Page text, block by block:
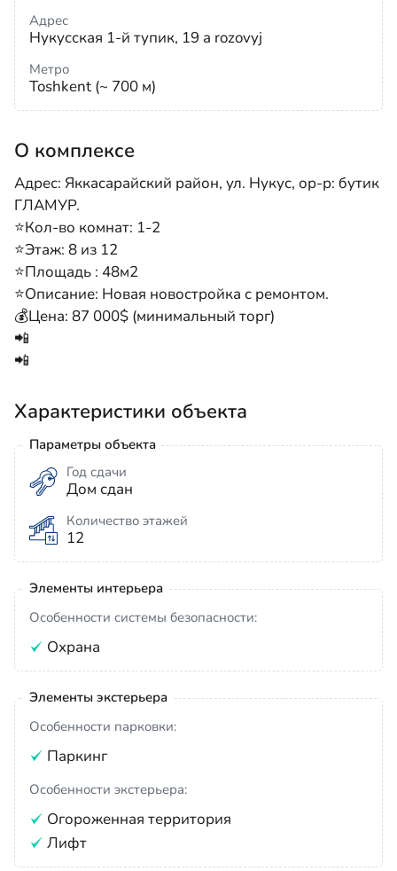
Адрес
Нукусская 1-й тупик, 19 a rozovyj
Метро
Toshkent (~ 700 м)
О комплексе
Адрес: Яккасарайский район, ул. Нукус, ор-р: бутик
ГЛАМУР.
⭐️Кол-во комнат: 1-2
⭐️Этаж: 8 из 12
⭐️Площадь : 48м2
⭐️Описание: Новая новостройка с ремонтом.
💰Цена: 87 000$ (минимальный торг)
📲
📲
Характеристики объекта
Параметры объекта
Год сдачи
Дом сдан
Количество этажей
12
Элементы интерьера
Особенности системы безопасности:
Охрана
Элементы экстерьера
Особенности парковки:
Паркинг
Особенности экстерьера:
Огороженная территория
Лифт